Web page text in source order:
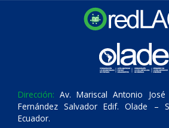
Dirección: Av. Mariscal Antonio
Fernández Salvador Edif. Olade –
Ecuador.